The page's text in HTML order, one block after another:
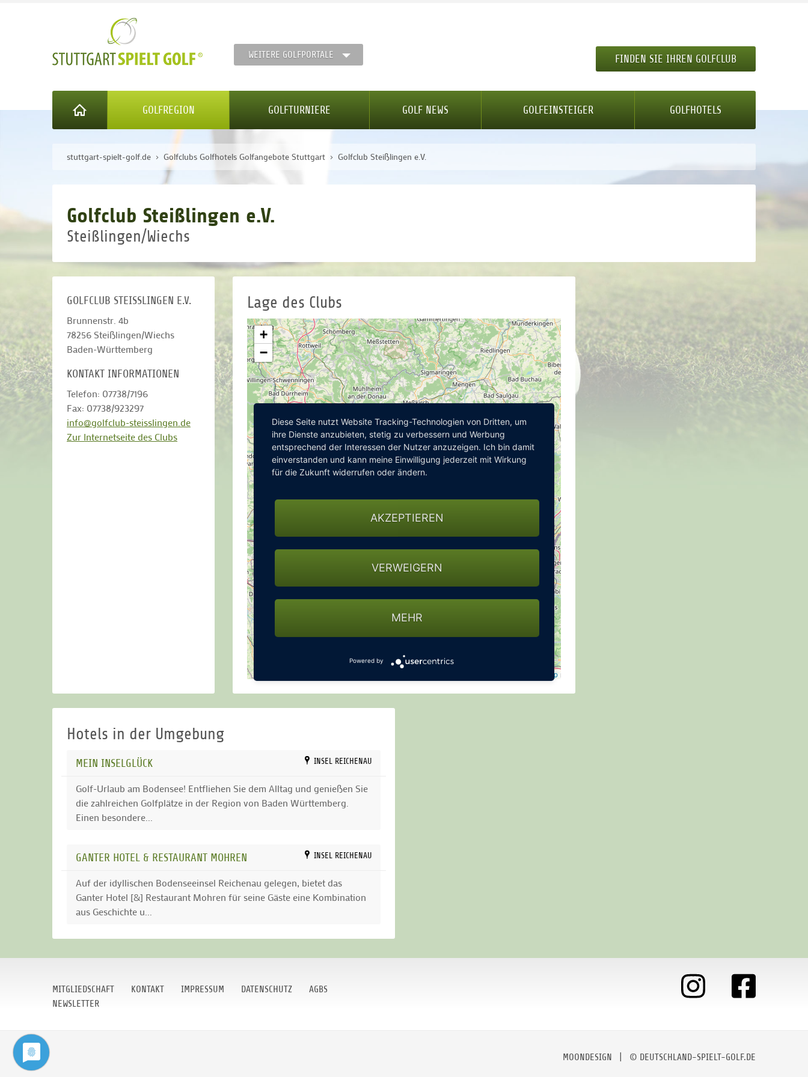
WEITERE GOLFPORTALE FINDEN SIE IHREN GOLFCLUB
GOLFREGION GOLFTURNIERE GOLF NEWS GOLFEINSTEIGER GOLFHOTELS
stuttgart-spielt-golf.de Golfclubs Golfhotels Golfangebote Stuttgart Golfclub Steißlingen e.V.
Golfclub Steißlingen e.V.
Steißlingen/Wiechs
GOLFCLUB STEISSLINGEN E.V.
Brunnenstr. 4b
78256 Steißlingen/Wiechs
Baden-Württemberg
KONTAKT INFORMATIONEN
Telefon: 07738/7196
Fax: 07738/923297
info@golfclub-steisslingen.de
Zur Internetseite des Clubs
Lage des Clubs
+
−
OpenStreetMap
Hotels in der Umgebung
MEIN INSELGLÜCK INSEL REICHENAU
Golf-Urlaub am Bodensee! Entfliehen Sie dem Alltag und genießen Sie
die zahlreichen Golfplätze in der Region von Baden Württemberg.
Einen besondere...
GANTER HOTEL & RESTAURANT MOHREN INSEL REICHENAU
Auf der idyllischen Bodenseeinsel Reichenau gelegen, bietet das
Ganter Hotel [&] Restaurant Mohren für seine Gäste eine Kombination
aus Geschichte u...
MITGLIEDSCHAFT KONTAKT IMPRESSUM DATENSCHUTZ
AGBS
NEWSLETTER
MOONDESIGN | © DEUTSCHLAND-SPIELT-GOLF.DE
Diese Seite nutzt Website Tracking-Technologien von Dritten, um
ihre Dienste anzubieten, stetig zu verbessern und Werbung
entsprechend der Interessen der Nutzer anzuzeigen. Ich bin damit
einverstanden und kann meine Einwilligung jederzeit mit Wirkung
für die Zukunft widerrufen oder ändern.
AKZEPTIEREN
VERWEIGERN
MEHR
Powered by